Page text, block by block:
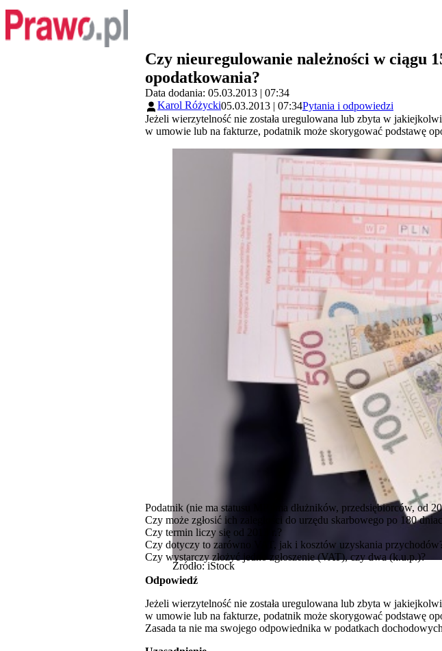
Czy nieuregulowanie należności w ciągu
opodatkowania?
Data dodania: 05.03.2013 | 07:34
Karol Różycki05.03.2013 | 07:34Pytania i odpowiedzi
Jeżeli wierzytelność nie została uregulowana lub zbyta w
w umowie lub na fakturze, podatnik może skorygować podstawę
Źródło: iStock
Podatnik (nie ma statusu MP) ma dłużników, przedsiębiorców, od
Czy może zgłosić ich zaległości do urzędu skarbowego po 180
Czy termin liczy się od 2013 r.?
Czy dotyczy to zarówno VAT, jak i kosztów uzyskania
Czy wystarczy złożyć jedno zgłoszenie (VAT), czy dwa (k.u.p.)?
Odpowiedź
Jeżeli wierzytelność nie została uregulowana lub zbyta w
w umowie lub na fakturze, podatnik może skorygować podstawę
Zasada ta nie ma swojego odpowiednika w podatkach